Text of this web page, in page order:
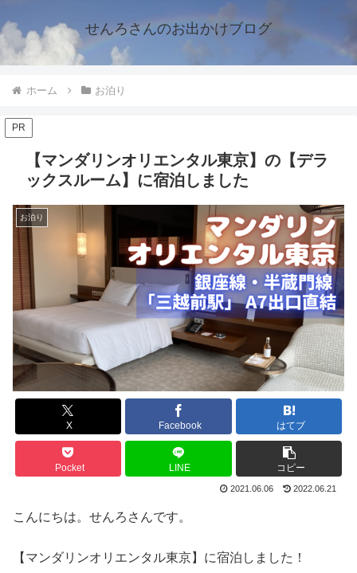
せんろさんのお出かけブログ
ホーム お泊り
PR
【マンダリンオリエンタル東京】の【デラ
ックスルーム】に宿泊しました
お泊り
X Facebook はてブ
Pocket LINE コピー
2021.06.06 2022.06.21
こんにちは。せんろさんです。
【マンダリンオリエンタル東京】に宿泊しました！